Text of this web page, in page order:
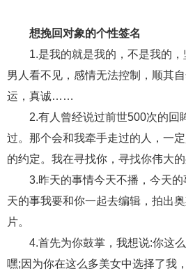
不和 金牛座男生
变心
失恋挽救 情绪 时辰
十二生肖 分手复合
异地恋 明星 气质
化妆 挽留前任 避孕
挽回老公 产检 家
经营婚姻 婚姻修复
想挽回对象的个性签名
1.是我的就是我的，不是我的
男人看不见，感情无法控制，顺其
运，真诚……
2.有人曾经说过前世500次的回
过。那个会和我牵手走过的人，一
的约定。我在寻找你，寻找你伟大
3.昨天的事情今天不播，今天的
天的事我要和你一起去编辑，拍出
片。
4.首先为你鼓掌，我想说:你这么
嘿;因为你在这么多美女中选择了我